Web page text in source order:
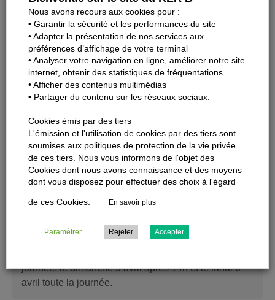
À destination de Parc de Sceaux
La Fontaine
5 min.
À destination de La Croix de Berny
Porte d’Orléans > La Croix de Berny
Châtelet-Les Halles,
d’emprunter les itinéraires suivants pour vous
rendre …
Bon à savoir
ligne 14, une interruption totale de circulation est
programmée le Dimanche 5 avril 2026 : fermeture
complète jusqu’à 14h00. L’itinéraire ci-dessous sera
journée, le dimanche 5 avril après 14h et le lundi 6
avril toute la journée.
Nous avons recours aux cookies pour :
• Garantir la sécurité et les performances du site
• Adapter la présentation de nos services aux
préférences d’affichage de votre terminal
• Analyser votre navigation en ligne, améliorer notre site
internet, obtenir des statistiques de fréquentations
• Afficher des contenus multimédias
• Partager du contenu sur les réseaux sociaux.
Cookies émis par des tiers
L'émission et l'utilisation de cookies par des tiers sont
soumises aux politiques de protection de la vie privée
de ces tiers. Nous vous informons de l'objet des
Cookies dont nous avons connaissance et des moyens
dont vous disposez pour effectuer des choix à l'égard
de ces Cookies. En savoir plus
Paramétrer Rejeter Accepter